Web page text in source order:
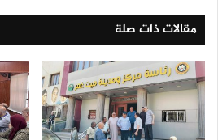
مقالات ذات صلة